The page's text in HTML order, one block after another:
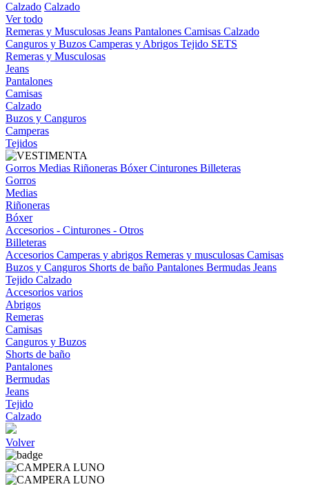
Calzado Calzado
Ver todo
Remeras y Musculosas Jeans Pantalones Camisas Calzado
Canguros y Buzos Camperas y Abrigos Tejido SETS
Remeras y Musculosas
Jeans
Pantalones
Camisas
Calzado
Buzos y Canguros
Camperas
Tejidos
Gorros Medias Riñoneras BóxerCinturones Billeteras
Gorros
Medias
Riñoneras
Bóxer
Accesorios - Cinturones - Otros
Billeteras
Accesorios Camperas y abrigos Remeras y musculosas Camisas
Buzos y Canguros Shorts de baño Pantalones Bermudas Jeans
Tejido Calzado
Accesorios varios
Abrigos
Remeras
Camisas
Canguros y Buzos
Shorts de baño
Pantalones
Bermudas
Jeans
Tejido
Calzado
Volver